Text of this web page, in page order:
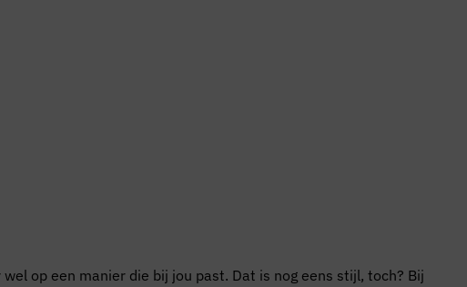
op een manier die bij jou past. Dat is nog eens stijl, toch? Bij